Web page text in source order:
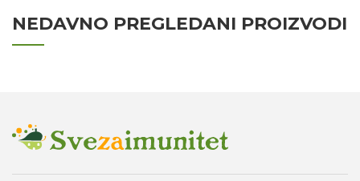
NEDAVNO PREGLEDANI PROIZVODI